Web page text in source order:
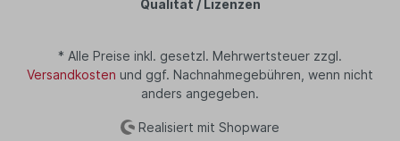
Qualität / Lizenzen
* Alle Preise inkl. gesetzl. Mehrwertsteuer zzgl.
Versandkosten und ggf. Nachnahmegebühren, wenn nicht
anders angegeben.
Realisiert mit Shopware